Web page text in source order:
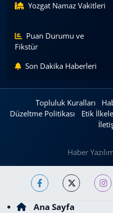
Yozgat Namaz Vakitleri
Puan Durumu ve
Fikstür
Son Dakika Haberleri
Topluluk Kuralları
Düzeltme Politikası
Etik
Haber
Ana Sayfa